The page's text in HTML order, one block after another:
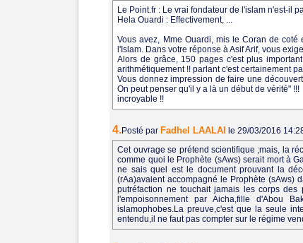
Le Point.fr : Le vrai fondateur de l'islam n'est-il
Hela Ouardi : Effectivement, ...
Vous avez, Mme Ouardi, mis le Coran de
l'Islam. Dans votre réponse à Asif Arif, vous
Alors de grâce, 150 pages c'est plus
arithmétiquement !! parlant c'est certainement
Vous donnez impression de faire une
On peut penser qu'il y a là un début de vérité" !!!
incroyable !!
4.Posté par Fadhel LAALAI le 29/03/2016
Cet ouvrage se prétend scientifique ;mais, la
comme quoi le Prophète (sAws) serait mort à
ne sais quel est le document prouvant la
(rAa)avaient accompagné le Prophète (sAws)
putréfaction ne touchait jamais les corps
l'empoisonnement par Aicha,fille d'Abou
islamophobes.La preuve,c'est que la seule
entendu,il ne faut pas compter sur le régime